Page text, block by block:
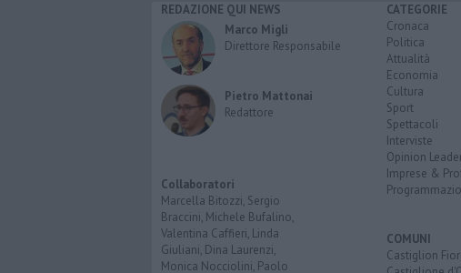
REDAZIONE QUI NEWS
Marco Migli
Direttore Responsabile
Pietro Mattonai
Redattore
Collaboratori
Marcella Bitozzi, Sergio
Braccini, Michele Bufalino,
Valentina Caffieri, Linda
Giuliani, Dina Laurenzi,
Monica Nocciolini, Paolo
CATEGORIE
Cronaca
Politica
Attualità
Economia
Cultura
Sport
Spettacoli
Interviste
Opinion
Imprese &
COMUNI
Castiglion